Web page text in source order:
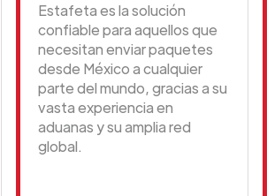
Estafeta es la solución
confiable para aquellos que
necesitan enviar paquetes
desde México a cualquier
parte del mundo, gracias a su
vasta experiencia en
aduanas y su amplia red
global.